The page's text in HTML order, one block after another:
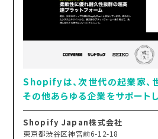
Shopifyは、次世代の起業家、
その他あらゆる企業をサポートし
Shopify Japan株式会社
東京都渋谷区神宮前6-12-18